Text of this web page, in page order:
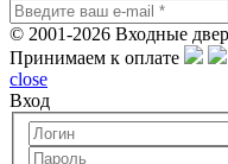
© 2001-2026 Входные
Принимаем к оплате
close
Вход